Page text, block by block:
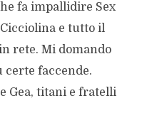
fa impallidire Sex
e tutto il
rete. Mi domando
certe faccende.
Gea, titani e fratelli